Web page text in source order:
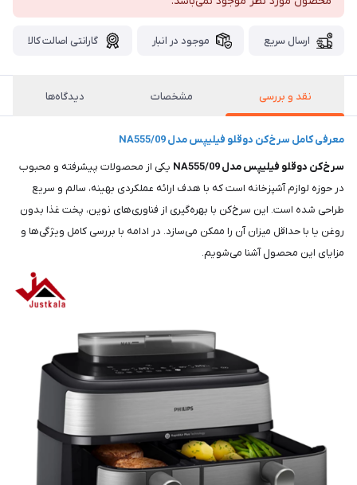
ارسال سریع موجود در انبار گارانتی اصالت کالا
نقد و بررسی مشخصات دیدگاه‌ها
معرفی کامل سرخ‌کن دوقلو فیلیپس مدل NA555/09
سرخ‌کن دوقلو فیلیپس مدل NA555/09
یکی از محصولات پیشرفته و محبوب
در حوزه لوازم آشپزخانه است که با هدف ارائه عملکردی بهینه، سالم و سریع
طراحی شده است. این سرخ‌کن با بهره‌گیری از فناوری‌های نوین، پخت غذا بدون
روغن یا با حداقل میزان آن را ممکن می‌سازد. در ادامه با بررسی کامل ویژگی‌ها و
مزایای این محصول آشنا می‌شویم.